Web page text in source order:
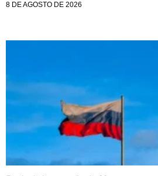
8 DE AGOSTO DE 2026